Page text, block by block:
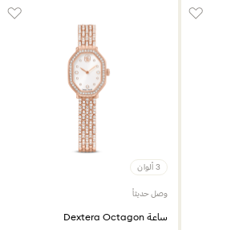
3 ألوان
وصل حديثاً
ساعة Dextera Octagon